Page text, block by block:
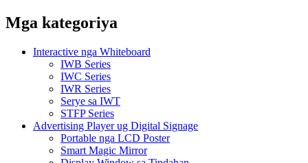
Mga kategoriya
Interactive nga Whiteboard
IWB Series
IWC Series
IWR Series
Serye sa IWT
STFP Series
Advertising Player ug Digital Signage
Portable nga LCD Poster
Smart Magic Mirror